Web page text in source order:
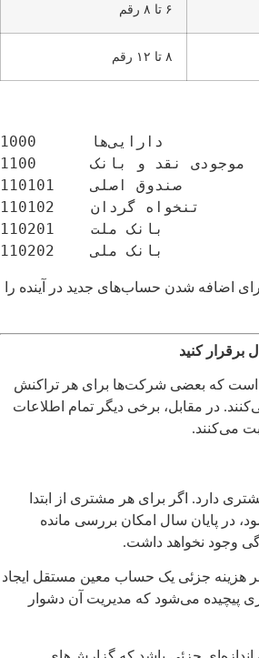
۶ تا ۸ رقم
۸ تا ۱۲ رقم
1000      دارایی‌ها
1100      موجودی نقد و بانک
110101    صندوق اصلی
110102    تنخواه گردان
110201    بانک ملت
110202    بانک ملی
اضافه شدن حساب‌های جدید در آینده را
برقرار کنید
است که بعضی شرکت‌ها برای هر تراکنش
در مقابل، برخی دیگر تمام اطلاعات
می‌کنند.
کنید شرکتی ۱۵۰ مشتری دارد. اگر برای هر مشتری از ابتدا
در پایان سال امکان بررسی مانده
وجود نخواهد داشت.
هزینه جزئی یک حساب معین مستقل ایجاد
پیچیده می‌شود که مدیریت آن دشوار